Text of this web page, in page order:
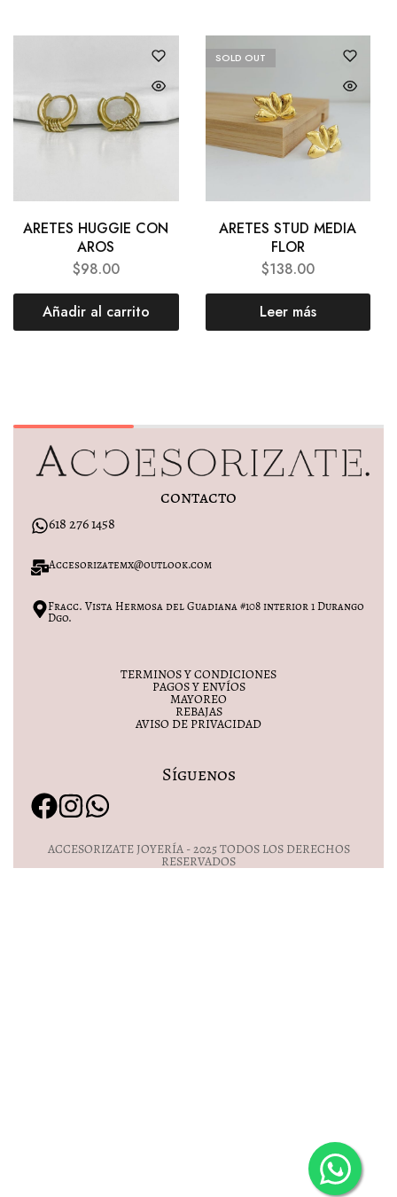
ARETES HUGGIE CON
AROS
$98.00
Añadir al carrito
SOLD OUT
ARETES STUD MEDIA
FLOR
$138.00
Leer más
contacto
618 276 1458
Accesorizatemx@outlook.com
Fracc. Vista Hermosa del Guadiana #108 interior 1 Durango
Dgo.
TERMINOS Y CONDICIONES
PAGOS Y ENVÍOS
MAYOREO
REBAJAS
AVISO DE PRIVACIDAD
Síguenos
ACCESORIZATE JOYERÍA - 2025 TODOS LOS DERECHOS
RESERVADOS